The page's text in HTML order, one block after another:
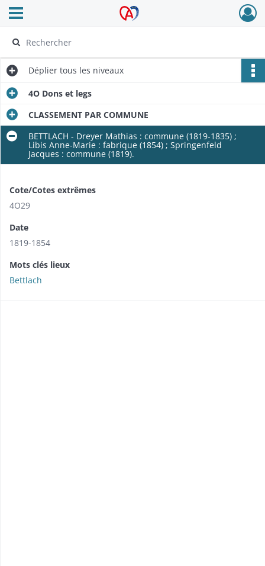
Archives Alsace - Colmar
Ouvrir le menu déroulant
Déplier tous les niveaux
4O Dons et legs
CLASSEMENT PAR COMMUNE
BETTLACH - Dreyer Mathias : commune (1819-1835) ;
Libis Anne-Marie : fabrique (1854) ; Springenfeld
Jacques : commune (1819).
Cote/Cotes extrêmes
4O29
Date
1819-1854
Mots clés lieux
Bettlach